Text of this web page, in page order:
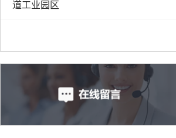
道工业园区